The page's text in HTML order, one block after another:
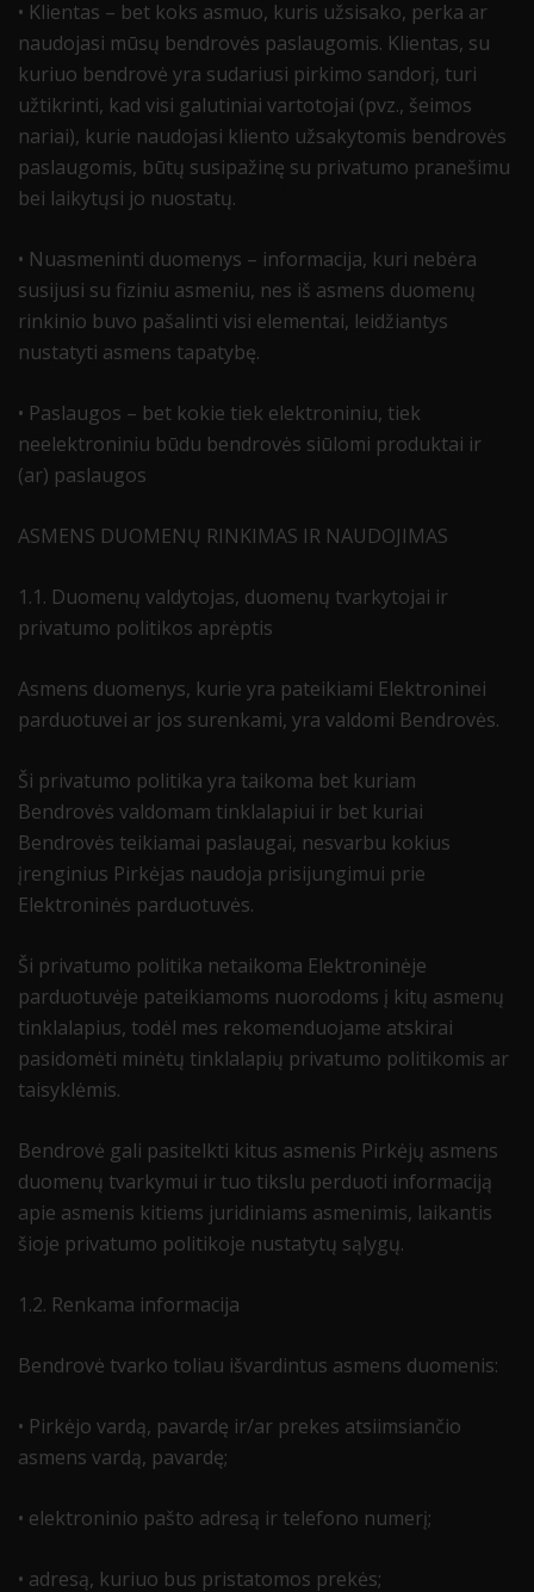
• Klientas – bet koks asmuo, kuris užsisako, perka ar
naudojasi mūsų bendrovės paslaugomis. Klientas, su
kuriuo bendrovė yra sudariusi pirkimo sandorį, turi
užtikrinti, kad visi galutiniai vartotojai (pvz., šeimos
nariai), kurie naudojasi kliento užsakytomis bendrovės
paslaugomis, būtų susipažinę su privatumo pranešimu
bei laikytųsi jo nuostatų.
• Nuasmeninti duomenys – informacija, kuri nebėra
susijusi su fiziniu asmeniu, nes iš asmens duomenų
rinkinio buvo pašalinti visi elementai, leidžiantys
nustatyti asmens tapatybę.
• Paslaugos – bet kokie tiek elektroniniu, tiek
neelektroniniu būdu bendrovės siūlomi produktai ir
(ar) paslaugos
ASMENS DUOMENŲ RINKIMAS IR NAUDOJIMAS
1.1. Duomenų valdytojas, duomenų tvarkytojai ir
privatumo politikos aprėptis
Asmens duomenys, kurie yra pateikiami Elektroninei
parduotuvei ar jos surenkami, yra valdomi Bendrovės.
Ši privatumo politika yra taikoma bet kuriam
Bendrovės valdomam tinklalapiui ir bet kuriai
Bendrovės teikiamai paslaugai, nesvarbu kokius
įrenginius Pirkėjas naudoja prisijungimui prie
Elektroninės parduotuvės.
Ši privatumo politika netaikoma Elektroninėje
parduotuvėje pateikiamoms nuorodoms į kitų asmenų
tinklalapius, todėl mes rekomenduojame atskirai
pasidomėti minėtų tinklalapių privatumo politikomis ar
taisyklėmis.
Bendrovė gali pasitelkti kitus asmenis Pirkėjų asmens
duomenų tvarkymui ir tuo tikslu perduoti informaciją
apie asmenis kitiems juridiniams asmenimis, laikantis
šioje privatumo politikoje nustatytų sąlygų.
1.2. Renkama informacija
Bendrovė tvarko toliau išvardintus asmens duomenis:
• Pirkėjo vardą, pavardę ir/ar prekes atsiimsiančio
asmens vardą, pavardę;
• elektroninio pašto adresą ir telefono numerį;
• adresą, kuriuo bus pristatomos prekės;